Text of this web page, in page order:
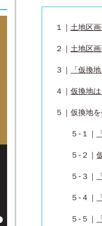
１｜ 土地区
２｜ 土地区
３｜ 「仮換
４｜仮換地
５｜仮換地
５-１｜
５-２｜
５-３｜
５-４｜
５-５｜